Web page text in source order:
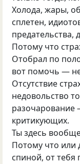
Холода, жары,
сплетен,
предательства,
Потому что
Отобрал по
вот помочь —
Отсутствие
недовольство
разочарование
критикующих.
Ты здесь
Потому что или
спиной, от